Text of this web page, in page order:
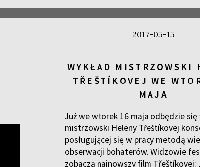
2017-05-15
WYKŁAD MISTRZOWSKI
TŘEŠTÍKOVEJ WE
MAJA
Już we wtorek 16 maja odbędzie się
mistrzowski Heleny Třeštíkovej
posługującej się w pracy metodą
obserwacji bohaterów. Widzowie
zobaczą najnowszy film Třeštíkovej: